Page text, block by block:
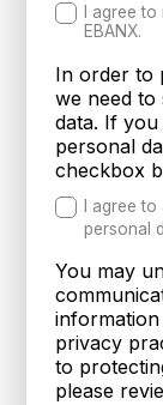
I agree
EBANX.
In order to
we need
data. If
personal
checkbox
I agree
personal
You may
privacy
to
please